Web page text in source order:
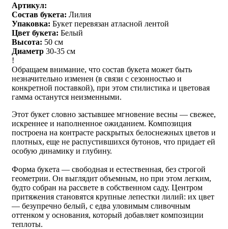
Артикул:
Состав букета: Лилия
Упаковка: Букет перевязан атласной лентой
Цвет букета: Белый
Высота: 50 см
Диаметр 30-35 см
!
Обращаем внимание, что состав букета может быть
незначительно изменен (в связи с сезонностью и
конкретной поставкой), при этом стилистика и цветовая
гамма останутся неизменными.
Этот букет словно застывшее мгновение весны — свежее,
искреннее и наполненное ожиданием. Композиция
построена на контрасте раскрытых белоснежных цветов и
плотных, еще не распустившихся бутонов, что придает ей
особую динамику и глубину.
Форма букета — свободная и естественная, без строгой
геометрии. Он выглядит объемным, но при этом легким,
будто собран на рассвете в собственном саду. Центром
притяжения становятся крупные лепестки лилий: их цвет
— безупречно белый, с едва уловимым сливочным
оттенком у основания, который добавляет композиции
теплоты.